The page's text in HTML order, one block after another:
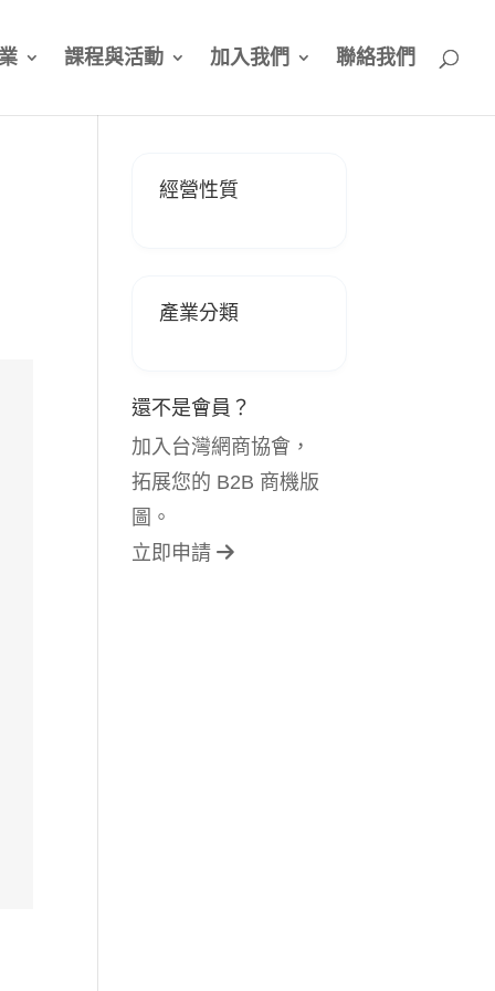
課程與活動 加入我們 聯絡我們
經營性質
產業分類
還不是會員？
加入台灣網商協會，
拓展您的 B2B 商機版
圖。
立即申請